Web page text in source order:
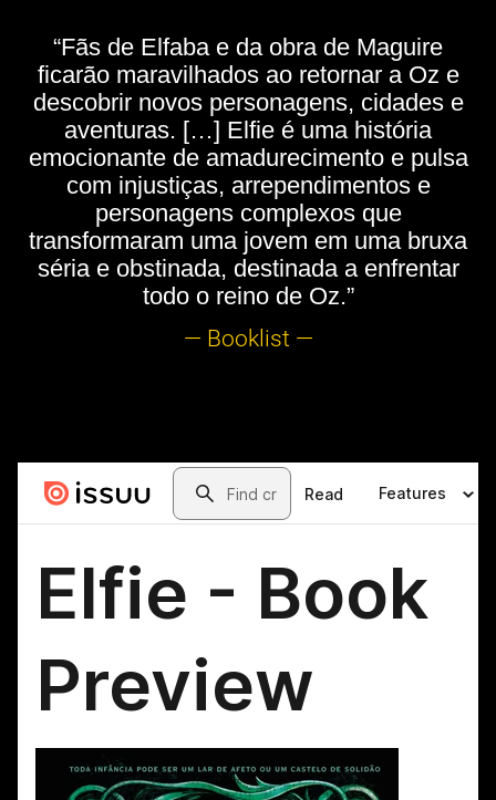
“Fãs de Elfaba e da obra de Maguire
ficarão maravilhados ao retornar a Oz e
descobrir novos personagens, cidades e
aventuras. […] Elfie é uma história
emocionante de amadurecimento e pulsa
com injustiças, arrependimentos e
personagens complexos que
transformaram uma jovem em uma bruxa
séria e obstinada, destinada a enfrentar
todo o reino de Oz.”
— Booklist —